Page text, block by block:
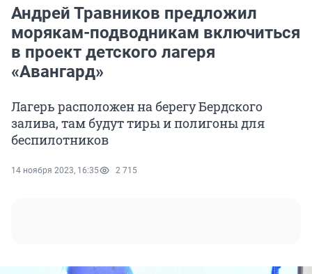
Андрей Травников предложил
морякам-подводникам включиться
в проект детского лагеря
«Авангард»
Лагерь расположен на берегу Бердского
залива, там будут тиры и полигоны для
беспилотников
14 ноября 2023, 16:35 2 715